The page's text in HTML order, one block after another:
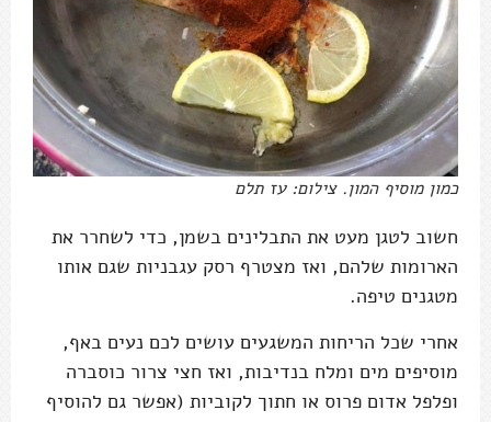
כמון מוסיף המון. צילום: עז תלם
חשוב לטגן מעט את התבלינים בשמן, כדי לשחרר את
הארומות שלהם, ואז מצטרף רסק עגבניות שגם אותו
מטגנים טיפה.
אחרי שכל הריחות המשגעים עושים לכם נעים באף,
מוסיפים מים ומלח בנדיבות, ואז חצי צרור כוסברה
ופלפל אדום פרוס או חתוך לקוביות (אפשר גם להוסיף